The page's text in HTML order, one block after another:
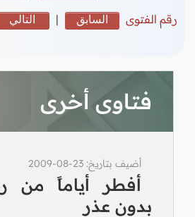
رقم الفتوى السابق | التالي
فتاوى أخرى
أضيف بتاريخ: 23-08-2009
أفطر أياماً من
بدون عذر